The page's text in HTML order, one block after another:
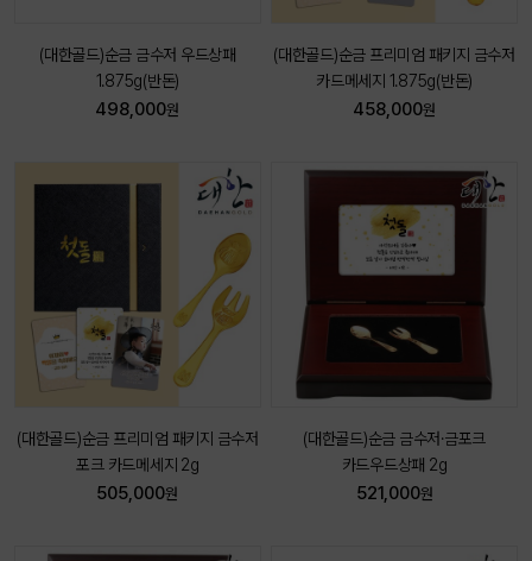
(대한골드)순금 금수저 우드상패
1.875g(반돈)
498,000원
(대한골드)순금 프리미엄 패키지 금수저
카드메세지 1.875g(반돈)
458,000원
(대한골드)순금 프리미엄 패키지 금수저
포크 카드메세지 2g
505,000원
(대한골드)순금 금수저·금포크
카드우드상패 2g
521,000원